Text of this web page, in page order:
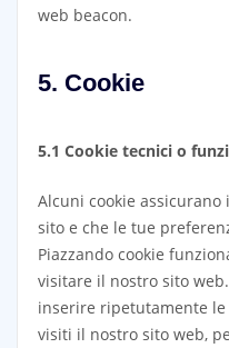
web beacon.
5. Cookie
5.1 Cookie tecnici o
Alcuni cookie
sito e che le tue
Piazzando cookie
visitare il nostro sito
inserire ripetutamente
visiti il nostro sito web,